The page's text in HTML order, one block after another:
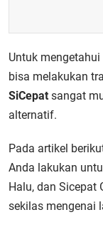
Untuk
bisa melakukan
SiCepat sangat
alternatif.
Pada artikel
Anda lakukan
Halu, dan Sicepat
sekilas mengenai